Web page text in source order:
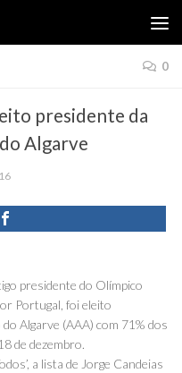
0
presidente da
Algarve
presidente do Olímpico
Portugal, foi eleito
Algarve (AAA) com 71% dos
de dezembro.
a lista de Jorge Candeias